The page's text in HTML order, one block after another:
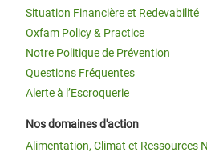
Situation Financière et Redevabilité
Oxfam Policy & Practice
Notre Politique de Prévention
Questions Fréquentes
Alerte à l’Escroquerie
Nos domaines d'action
Alimentation, Climat et Ressources